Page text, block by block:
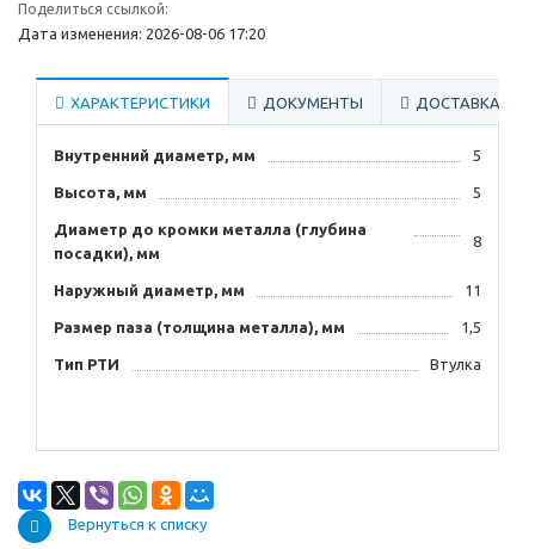
Поделиться ссылкой:
Дата изменения: 2026-08-06 17:20
ХАРАКТЕРИСТИКИ ДОКУМЕНТЫ ДОСТАВКА
Внутренний диаметр, мм 5
Высота, мм 5
Диаметр до кромки металла (глубина
посадки), мм
8
Наружный диаметр, мм 11
Размер паза (толщина металла), мм 1,5
Тип РТИ Втулка
Вернуться к списку